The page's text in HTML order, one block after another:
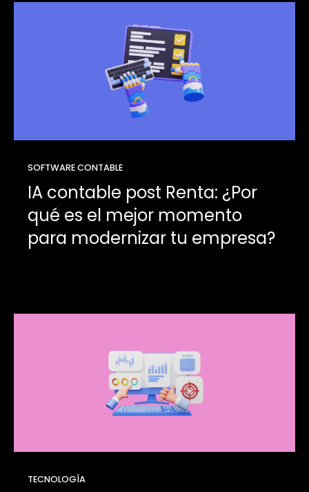
SOFTWARE CONTABLE
IA contable post Renta: ¿Por
qué es el mejor momento
para modernizar tu empresa?
TECNOLOGÍA